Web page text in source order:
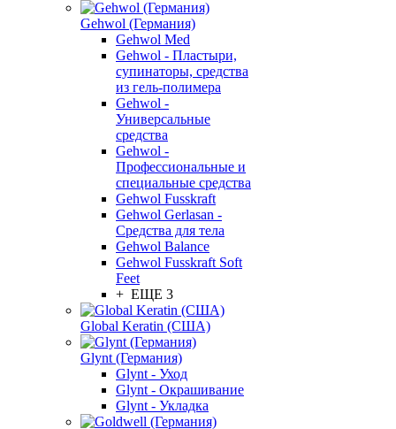
Gehwol (Германия)
Gehwol Med
Gehwol - Пластыри,
супинаторы, средства
из гель-полимера
Gehwol -
Универсальные
средства
Gehwol -
Профессиональные и
специальные средства
Gehwol Fusskraft
Gehwol Gerlasan -
Средства для тела
Gehwol Balance
Gehwol Fusskraft Soft
Feet
+ ЕЩЕ 3
Global Keratin (США)
Glynt (Германия)
Glynt - Уход
Glynt - Окрашивание
Glynt - Укладка